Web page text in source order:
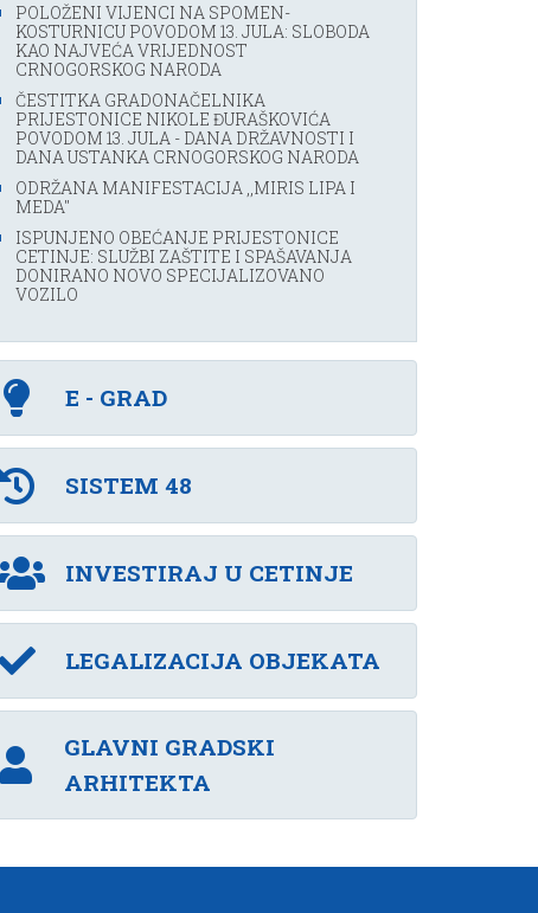
POLOŽENI VIJENCI NA SPOMEN-
KOSTURNICU POVODOM 13. JULA: SLOBODA
KAO NAJVEĆA VRIJEDNOST
CRNOGORSKOG NARODA
ČESTITKA GRADONAČELNIKA
PRIJESTONICE NIKOLE ĐURAŠKOVIĆA
POVODOM 13. JULA - DANA DRŽAVNOSTI I
DANA USTANKA CRNOGORSKOG NARODA
ODRŽANA MANIFESTACIJA ,,MIRIS LIPA I
MEDA''
ISPUNJENO OBEĆANJE PRIJESTONICE
CETINJE: SLUŽBI ZAŠTITE I SPAŠAVANJA
DONIRANO NOVO SPECIJALIZOVANO
VOZILO
E - GRAD
SISTEM 48
INVESTIRAJ U CETINJE
LEGALIZACIJA OBJEKATA
GLAVNI GRADSKI
ARHITEKTA